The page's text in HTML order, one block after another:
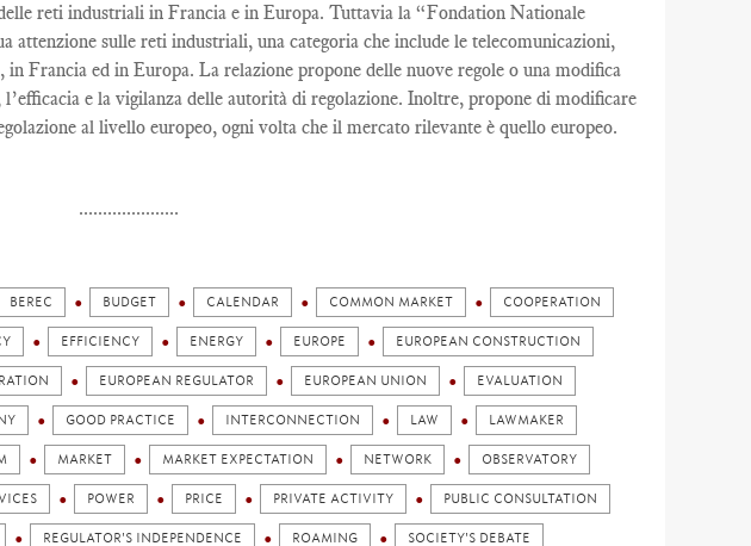
reti industriali in Francia e in Europa. Tuttavia la “Fondation Nationale
attenzione sulle reti industriali, una categoria che include le telecomunicazioni,
Francia ed in Europa. La relazione propone delle nuove regole o una modifica
e la vigilanza delle autorità di regolazione. Inoltre, propone di modificare
al livello europeo, ogni volta che il mercato rilevante è quello europeo.
.....................
BEREC BUDGET CALENDAR COMMON MARKET COOPERATION
EFFICIENCY ENERGY EUROPE EUROPEAN CONSTRUCTION
EUROPEAN REGULATOR EUROPEAN UNION EVALUATION
GOOD PRACTICE INTERCONNECTION LAW LAWMAKER
MARKET MARKET EXPECTATION NETWORK OBSERVATORY
POWER PRICE PRIVATE ACTIVITY PUBLIC CONSULTATION
REGULATOR'S INDEPENDENCE ROAMING SOCIETY'S DEBATE